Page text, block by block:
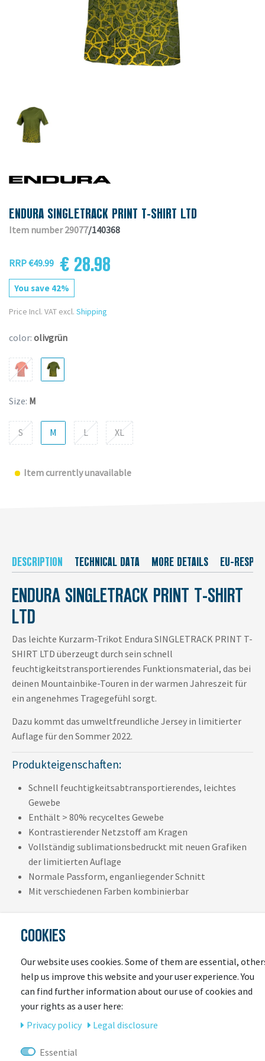
ENDURA SINGLETRACK PRINT T-SHIRT LTD
Item number 29077/140368
RRP €49.99 € 28.98
You save 42%
Price Incl. VAT excl. Shipping
color: olivgrün
Size: M
S M L XL
Item currently unavailable
DESCRIPTION TECHNICAL DATA MORE DETAILS EU-
ENDURA SINGLETRACK PRINT T-SHIRT
LTD
Das leichte Kurzarm-Trikot Endura SINGLETRACK PRINT T-
SHIRT LTD überzeugt durch sein schnell
feuchtigkeitstransportierendes Funktionsmaterial, das bei
deinen Mountainbike-Touren in der warmen Jahreszeit für
ein angenehmes Tragegefühl sorgt.
Dazu kommt das umweltfreundliche Jersey in limitierter
Auflage für den Sommer 2022.
Produkteigenschaften:
Schnell feuchtigkeitsabtransportierendes, leichtes
Gewebe
Enthält > 80% recyceltes Gewebe
Kontrastierender Netzstoff am Kragen
Vollständig sublimationsbedruckt mit neuen Grafiken
der limitierten Auflage
Normale Passform, enganliegender Schnitt
Mit verschiedenen Farben kombinierbar
LAST
SEEN
COOKIES
Our website uses cookies. Some of them are essential,
help us improve this website and your user experience. You
can find further information about our use of cookies and
your rights as a user here:
Privacy policy
Legal disclosure
Essential